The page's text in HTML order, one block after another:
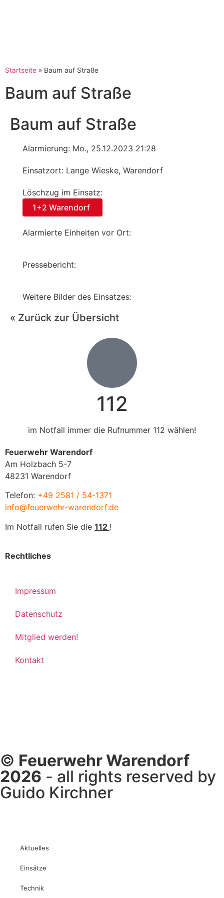
Startseite » Baum auf Straße
Baum auf Straße
Baum auf Straße
Alarmierung: Mo., 25.12.2023 21:28
Einsatzort: Lange Wieske, Warendorf
Löschzug im Einsatz:
1+2 Warendorf
Alarmierte Einheiten vor Ort:
Pressebericht:
Weitere Bilder des Einsatzes:
« Zurück zur Übersicht
112
im Notfall immer die Rufnummer 112 wählen!
Feuerwehr Warendorf
Am Holzbach 5-7
48231 Warendorf
Telefon: +49 2581 / 54-1371
info@feuerwehr-warendorf.de
Im Notfall rufen Sie die 112 !
Rechtliches
Impressum
Datenschutz
Mitglied werden!
Kontakt
© Feuerwehr Warendorf
2026 - all rights reserved by
Guido Kirchner
Aktuelles
Einsätze
Technik